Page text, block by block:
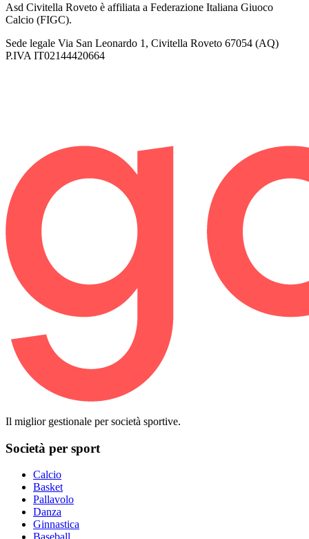
Asd Civitella Roveto è affiliata a Federazione Italiana Giuoco
Calcio (FIGC).
Sede legale Via San Leonardo 1, Civitella Roveto 67054 (AQ)
P.IVA IT02144420664
Il miglior gestionale per società sportive.
Società per sport
Calcio
Basket
Pallavolo
Danza
Ginnastica